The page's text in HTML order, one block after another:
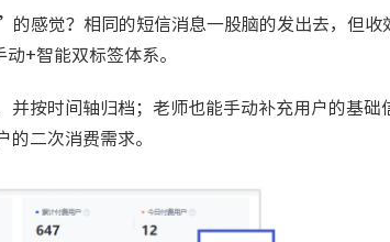
感觉？相同的短信消息一股脑的发出去，但收
+智能双标签体系。
并按时间轴归档；老师也能手动补充用户的基础
二次消费需求。